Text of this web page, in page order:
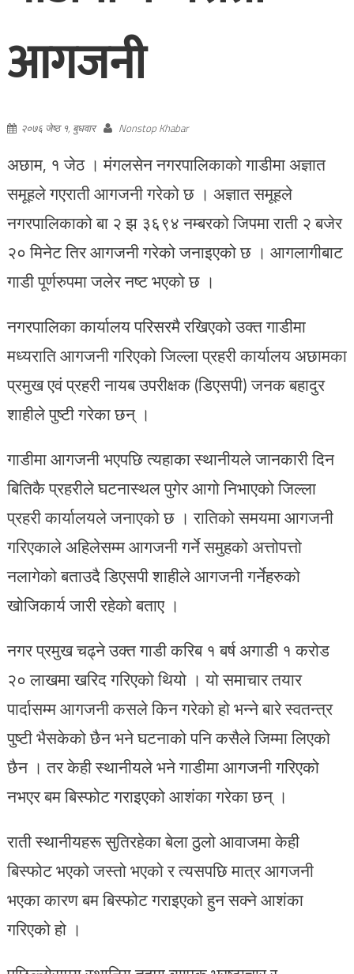
आगजनी
२०७६ जेष्ठ १, बुधवार Nonstop Khabar
अछाम, १ जेठ । मंगलसेन नगरपालिकाको गाडीमा अज्ञात
समूहले गएराती आगजनी गरेको छ । अज्ञात समूहले
नगरपालिकाको बा २ झ ३६९४ नम्बरको जिपमा राती २ बजेर
२० मिनेट तिर आगजनी गरेको जनाइएको छ । आगलागीबाट
गाडी पूर्णरुपमा जलेर नष्ट भएको छ ।
नगरपालिका कार्यालय परिसरमै रखिएको उक्त गाडीमा
मध्यराति आगजनी गरिएको जिल्ला प्रहरी कार्यालय अछामका
प्रमुख एवं प्रहरी नायब उपरीक्षक (डिएसपी) जनक बहादुर
शाहीले पुष्टी गरेका छन् ।
गाडीमा आगजनी भएपछि त्यहाका स्थानीयले जानकारी दिन
बितिकै प्रहरीले घटनास्थल पुगेर आगो निभाएको जिल्ला
प्रहरी कार्यालयले जनाएको छ । रातिको समयमा आगजनी
गरिएकाले अहिलेसम्म आगजनी गर्ने समुहको अत्तोपत्तो
नलागेको बताउदै डिएसपी शाहीले आगजनी गर्नेहरुको
खोजिकार्य जारी रहेको बताए ।
नगर प्रमुख चढ्ने उक्त गाडी करिब १ बर्ष अगाडी १ करोड
२० लाखमा खरिद गरिएको थियो । यो समाचार तयार
पार्दासम्म आगजनी कसले किन गरेको हो भन्ने बारे स्वतन्त्र
पुष्टी भैसकेको छैन भने घटनाको पनि कसैले जिम्मा लिएको
छैन । तर केही स्थानीयले भने गाडीमा आगजनी गरिएको
नभएर बम बिस्फोट गराइएको आशंका गरेका छन् ।
राती स्थानीयहरू सुतिरहेका बेला ठुलो आवाजमा केही
बिस्फोट भएको जस्तो भएको र त्यसपछि मात्र आगजनी
भएका कारण बम बिस्फोट गराइएको हुन सक्ने आशंका
गरिएको हो ।